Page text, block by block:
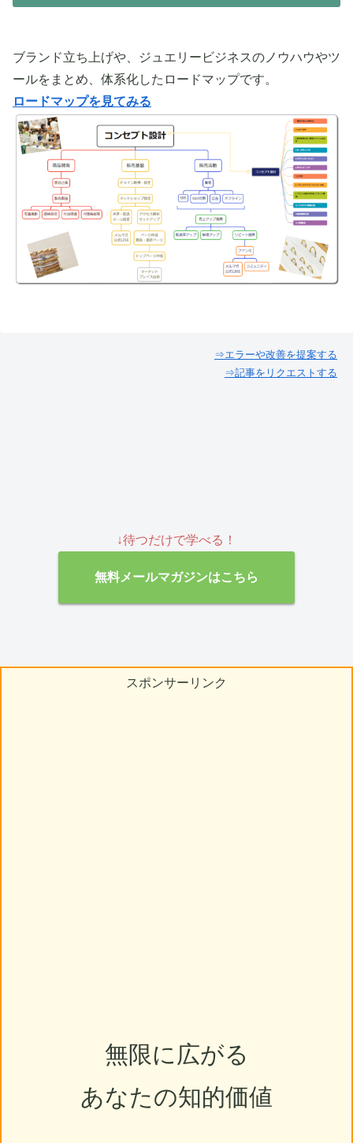
ブランド立ち上げや、ジュエリービジネスのノウハウやツ
ールをまとめ、体系化したロードマップです。
ロードマップを見てみる
⇒エラーや改善を提案する
⇒記事をリクエストする
↓待つだけで学べる！
無料メールマガジンはこちら
スポンサーリンク
無限に広がる
あなたの知的価値